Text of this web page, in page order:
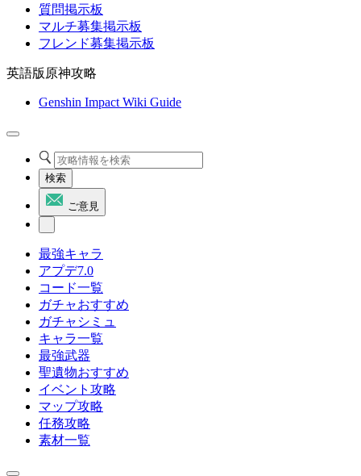
質問掲示板
マルチ募集掲示板
フレンド募集掲示板
英語版原神攻略
Genshin Impact Wiki Guide
検索
ご意見
最強キャラ
アプデ7.0
コード一覧
ガチャおすすめ
ガチャシミュ
キャラ一覧
最強武器
聖遺物おすすめ
イベント攻略
マップ攻略
任務攻略
素材一覧